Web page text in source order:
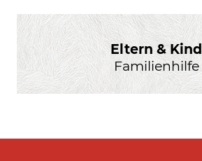
Eltern & Kind
Familienhilfe